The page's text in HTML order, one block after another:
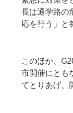
長は通学路の
応を行う」と
このほか、
市開催にとも
てとりあげ、